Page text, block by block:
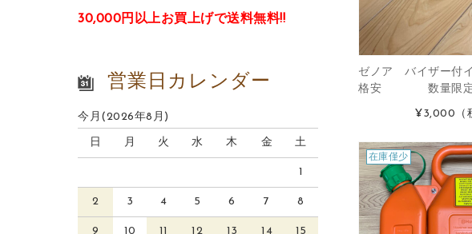
ゼノア バイザ
格安 数量限
¥3,000 （
在庫僅少
30,000円以上お買上げで送料無料!!
営業日カレンダー
今月(2026年8月)
日 月 火 水 木 金 土
1
2 3 4 5 6 7 8
9 10 11 12 13 14 15